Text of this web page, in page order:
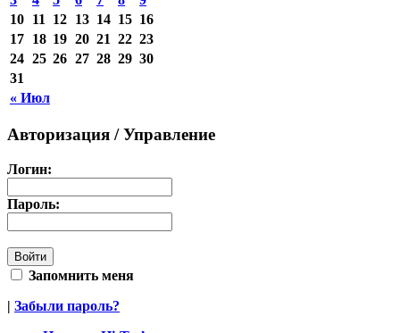
« Июл
10 11 12 13 14 15 16
17 18 19 20 21 22 23
24 25 26 27 28 29 30
31
Авторизация / Управление
Логин:
Пароль:
Запомнить меня
| Забыли пароль?